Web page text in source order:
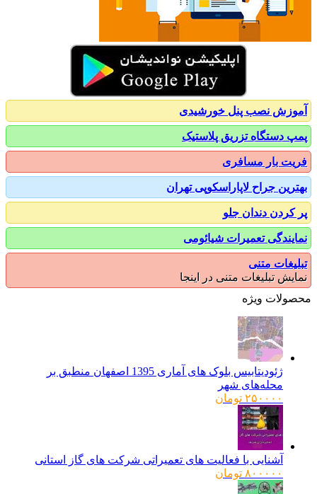
نصب پنل خورشیدی
دستگاه تزریق پلاستیک
بار مسافری
جراح لاپاراسکوپی تهران
دندان جلو
تعمیرات شیائومی
متنی
تبلیغات متنی در اینجا
ویژه
ژئودیتابیس بلوک های آماری 1395 اصفهان منطبق بر
محله‌های شهر
۲۵۰۰۰۰ تومان
آشنایی با فعالیت های تعمیراتی شرکت های گاز استانی
۸۰۰۰۰۰ تومان